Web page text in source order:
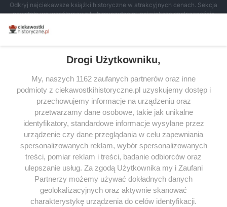
Odkryj najciekawsze książki historyczne w atrakcyjnych cenach. Sekcja
powstała we współpracy z Lubimyczytac.pl, największą społecznością
tytułów najwyżej ocenianych przez czytelników.
SERWIS
SPOŁECZNOŚĆ
WSPÓŁPRACA
KONTAKT
ODWIEDŹ RÓWNIEŻ:
Drogi Użytkowniku,
My, naszych 1162 zaufanych partnerów oraz inne
podmioty z ciekawostkihistoryczne.pl uzyskujemy dostęp i
przechowujemy informacje na urządzeniu oraz
przetwarzamy dane osobowe, takie jak unikalne
identyfikatory, standardowe informacje wysyłane przez
urządzenie czy dane przeglądania w celu zapewniania
spersonalizowanych reklam, wybór spersonalizowanych
treści, pomiar reklam i treści, badanie odbiorców oraz
ulepszanie usług. Za zgodą Użytkownika my i Zaufani
Partnerzy możemy używać dokładnych danych
geolokalizacyjnych oraz aktywnie skanować
charakterystykę urządzenia do celów identyfikacji.